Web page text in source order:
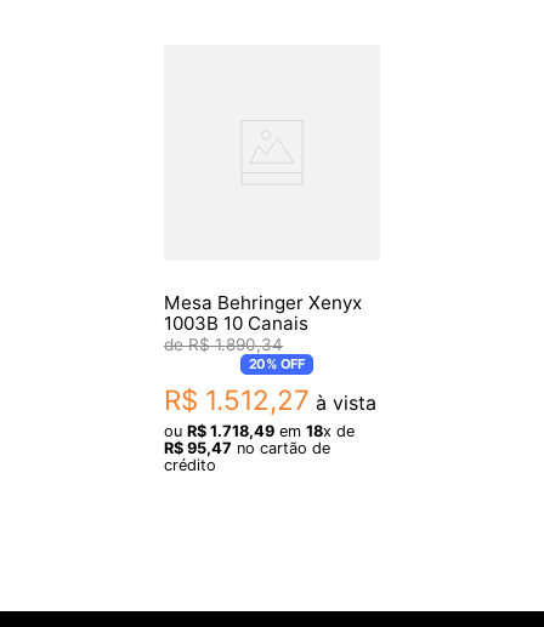
Mesa Behringer Xenyx
1003B 10 Canais
R$ 1.890,34
20%OFF
R$ 1.512,27 à vista
ou R$ 1.718,49 em 18x de
R$ 95,47 no cartão de
crédito